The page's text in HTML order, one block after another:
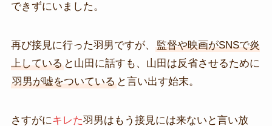
できずにいました。
再び接見に行った羽男ですが、
監督や映画がSNSで炎
上していると山田に話すも、山田は反省させるために
羽男が嘘をついていると言い出す始末。
さすがにキレた羽男はもう接見には来ないと言い放